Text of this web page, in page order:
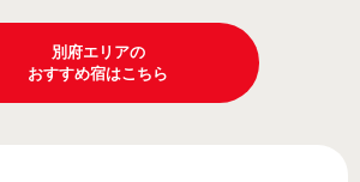
別府エリアの
おすすめ宿はこちら